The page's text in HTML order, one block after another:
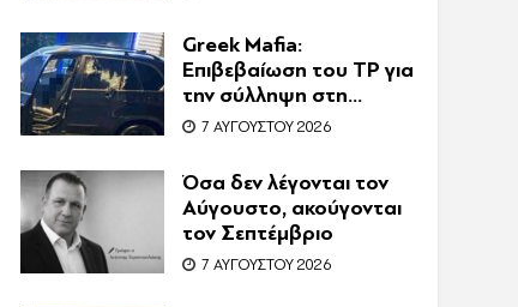
Greek Mafia:
Επιβεβαίωση τoυ ΤP για
την σύλληψη στη
Γερμανία – Ένας ακόμη
τον θάνατο του
Ζαμπούνη
7 ΑΥΓΟΎΣΤΟΥ 2026
Όσα δεν λέγονται τον
Αύγουστο, ακούγονται
τον Σεπτέμβριο
7 ΑΥΓΟΎΣΤΟΥ 2026